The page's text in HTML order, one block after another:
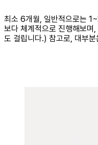
최소 6개월, 일반적으로는
보다 체계적으로 진행해보며
도 걸립니다.) 참고로, 대부